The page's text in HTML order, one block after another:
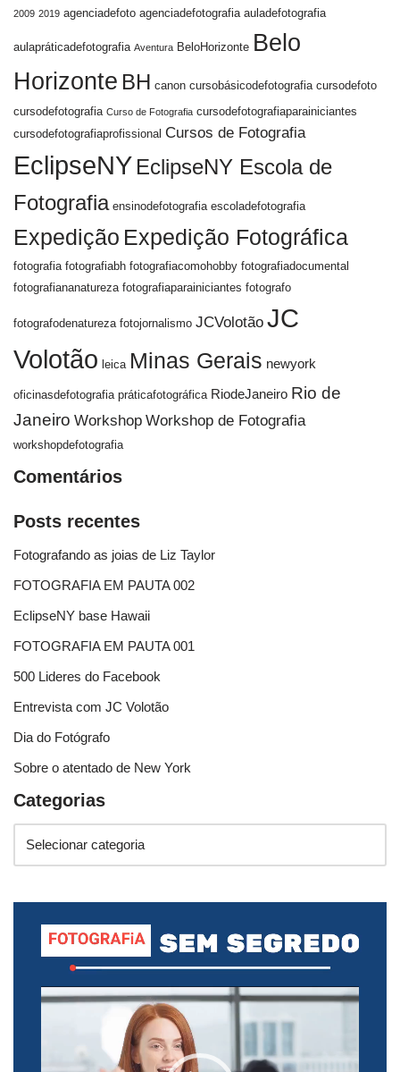
2009 2019 agenciadefoto agenciadefotografia auladefotografia
aulapráticadefotografia Aventura BeloHorizonte Belo
Horizonte BH canon cursobásicodefotografia cursodefoto
cursodefotografia Curso de Fotografia cursodefotografiaparainiciantes
cursodefotografiaprofissional Cursos de Fotografia
EclipseNY EclipseNY Escola de
Fotografia ensinodefotografia escoladefotografia
Expedição Expedição Fotográfica
fotografia fotografiabh fotografiacomohobby fotografiadocumental
fotografiananatureza fotografiaparainiciantes fotografo
fotografodenatureza fotojornalismo JCVolotão JC
Volotão leica Minas Gerais newyork
oficinasdefotografia práticafotográfica RiodeJaneiro Rio de
Janeiro Workshop Workshop de Fotografia
workshopdefotografia
Comentários
Posts recentes
Fotografando as joias de Liz Taylor
FOTOGRAFIA EM PAUTA 002
EclipseNY base Hawaii
FOTOGRAFIA EM PAUTA 001
500 Lideres do Facebook
Entrevista com JC Volotão
Dia do Fotógrafo
Sobre o atentado de New York
Categorias